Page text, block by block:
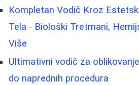
Kompletan Vodič Kroz
Tela - Biološki Tretmani,
Više
Ultimativni vodič za
do naprednih procedura